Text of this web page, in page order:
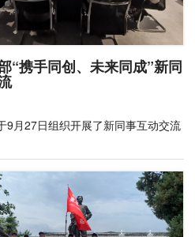
“携手同创、未来同成”新同
9月27日组织开展了新同事互动交流